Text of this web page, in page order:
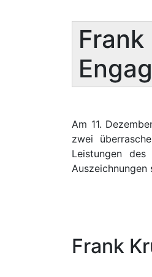
Am 11.
zwei
Leistungen
Frank